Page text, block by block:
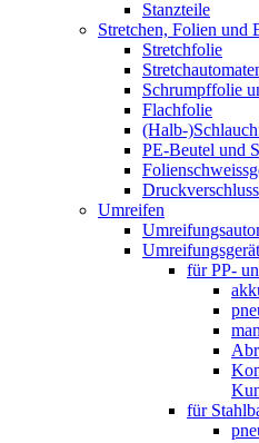
Stanzteile
Stretchen, Folien und
Stretchfolie
Schrumpffolie
Flachfolie
(Halb-
PE-Beutel und
Umreifen
für PP-
für